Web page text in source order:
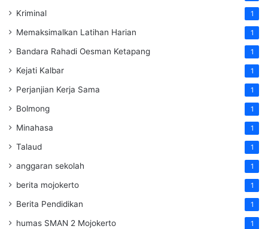
Kriminal 1
Memaksimalkan Latihan Harian 1
Bandara Rahadi Oesman Ketapang 1
Kejati Kalbar 1
Perjanjian Kerja Sama 1
Bolmong 1
Minahasa 1
Talaud 1
anggaran sekolah 1
berita mojokerto 1
Berita Pendidikan 1
humas SMAN 2 Mojokerto 1